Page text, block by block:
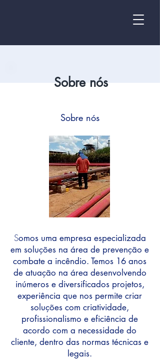
Sobre nós
Sobre nós
Somos uma empresa especializada
em soluções na área de prevenção e
combate a incêndio. Temos 16 anos
de atuação na área desenvolvendo
inúmeros e diversificados projetos,
experiência que nos permite criar
soluções com criatividade,
profissionalismo e eficiência de
acordo com a necessidade do
cliente, dentro das normas técnicas e
legais.